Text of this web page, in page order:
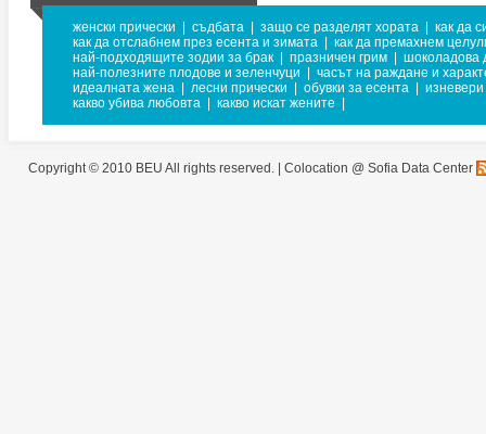
женски прически съдбата защо се разделят хората
как да
как да отслабнем през есента и зимата
как да премахнем
най-подходящите зодии за брак
празничен грим
шоколадова
най-полезните плодове и зеленчуци
часът на раждане и
идеалната жена
лесни прически обувки за есента
какво убива любовта
какво искат жените
Copyright © 2010 BEU All rights reserved. | Colocation @ Sofia Data Center